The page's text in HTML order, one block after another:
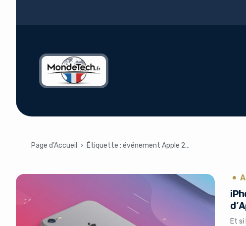
Page d’Accueil › Étiquette :événement Apple 2025
Et